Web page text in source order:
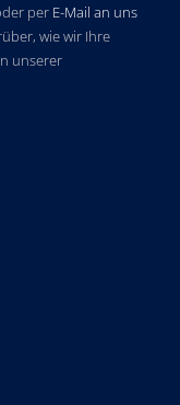
per E-Mail an uns
wie wir Ihre
unserer